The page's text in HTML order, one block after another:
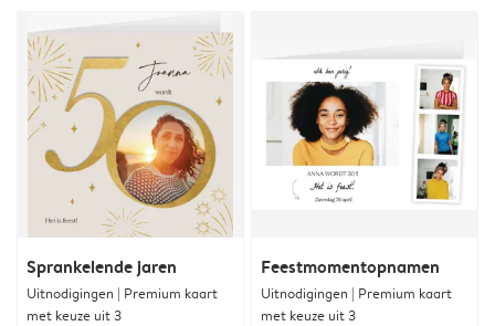
Sprankelende jaren
Uitnodigingen | Premium kaart
met keuze uit 3
Feestmomentopnamen
Uitnodigingen | Premium kaart
met keuze uit 3